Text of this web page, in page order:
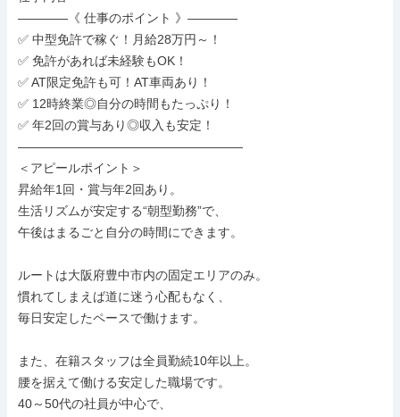
――――《 仕事のポイント 》――――
✅ 中型免許で稼ぐ！月給28万円～！
✅ 免許があれば未経験もOK！
✅ AT限定免許も可！AT車両あり！
✅ 12時終業◎自分の時間もたっぷり！
✅ 年2回の賞与あり◎収入も安定！
――――――――――――――――――
＜アピールポイント＞
昇給年1回・賞与年2回あり。
生活リズムが安定する“朝型勤務”で、
午後はまるごと自分の時間にできます。
ルートは大阪府豊中市内の固定エリアのみ。
慣れてしまえば道に迷う心配もなく、
毎日安定したペースで働けます。
また、在籍スタッフは全員勤続10年以上。
腰を据えて働ける安定した職場です。
40～50代の社員が中心で、